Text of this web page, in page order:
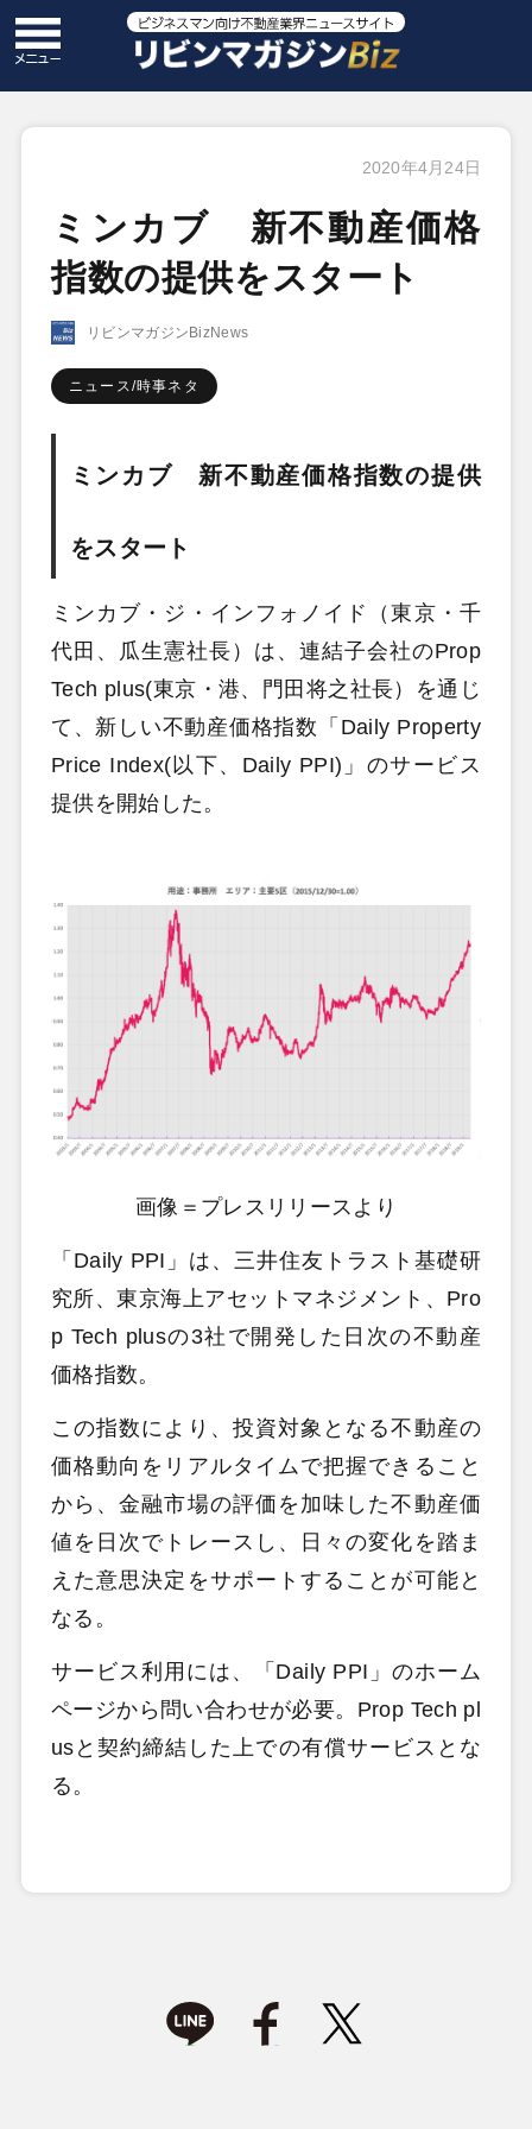
2020年4月24日
ミンカブ 新不動産価格
指数の提供をスタート
リビンマガジンBizNews
ニュース/時事ネタ
ミンカブ 新不動産価格指数の提供
をスタート
ミンカブ・ジ・インフォノイド（東京・千
代田、瓜生憲社長）は、連結子会社のProp
Tech plus(東京・港、門田将之社長）を通じ
て、新しい不動産価格指数「Daily Property
Price Index(以下、Daily PPI)」のサービス
提供を開始した。
画像＝プレスリリースより
「Daily PPI」は、三井住友トラスト基礎研
究所、東京海上アセットマネジメント、Pro
p Tech plusの3社で開発した日次の不動産
価格指数。
この指数により、投資対象となる不動産の
価格動向をリアルタイムで把握できること
から、金融市場の評価を加味した不動産価
値を日次でトレースし、日々の変化を踏ま
えた意思決定をサポートすることが可能と
なる。
サービス利用には、「Daily PPI」のホーム
ページから問い合わせが必要。Prop Tech pl
usと契約締結した上での有償サービスとな
る。